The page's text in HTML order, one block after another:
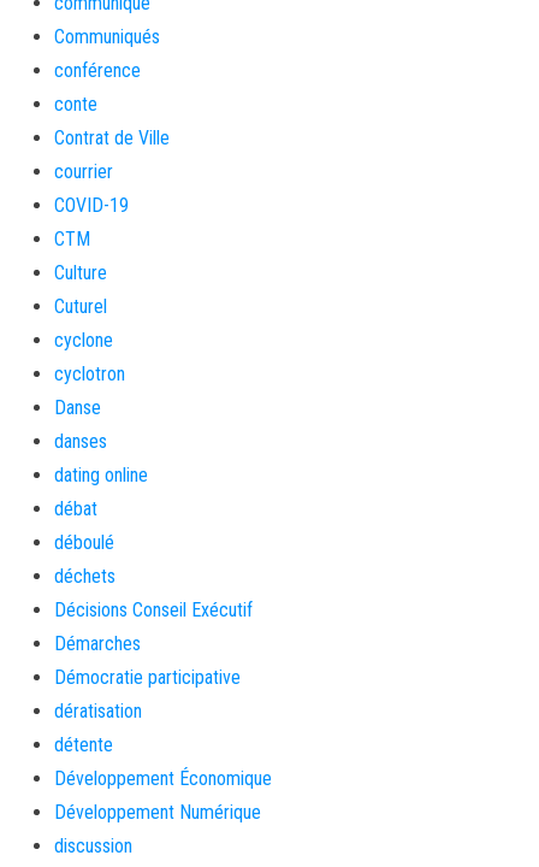
Communiqués
conférence
conte
Contrat de Ville
courrier
COVID-19
CTM
Culture
Cuturel
cyclone
cyclotron
Danse
danses
dating online
débat
déboulé
déchets
Décisions Conseil Exécutif
Démarches
Démocratie participative
dératisation
détente
Développement Économique
Développement Numérique
discussion